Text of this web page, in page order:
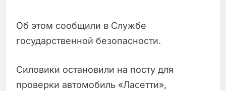
Об этом сообщили в Службе
государственной безопасности.
Силовики остановили на посту для
проверки автомобиль «Ласетти»,